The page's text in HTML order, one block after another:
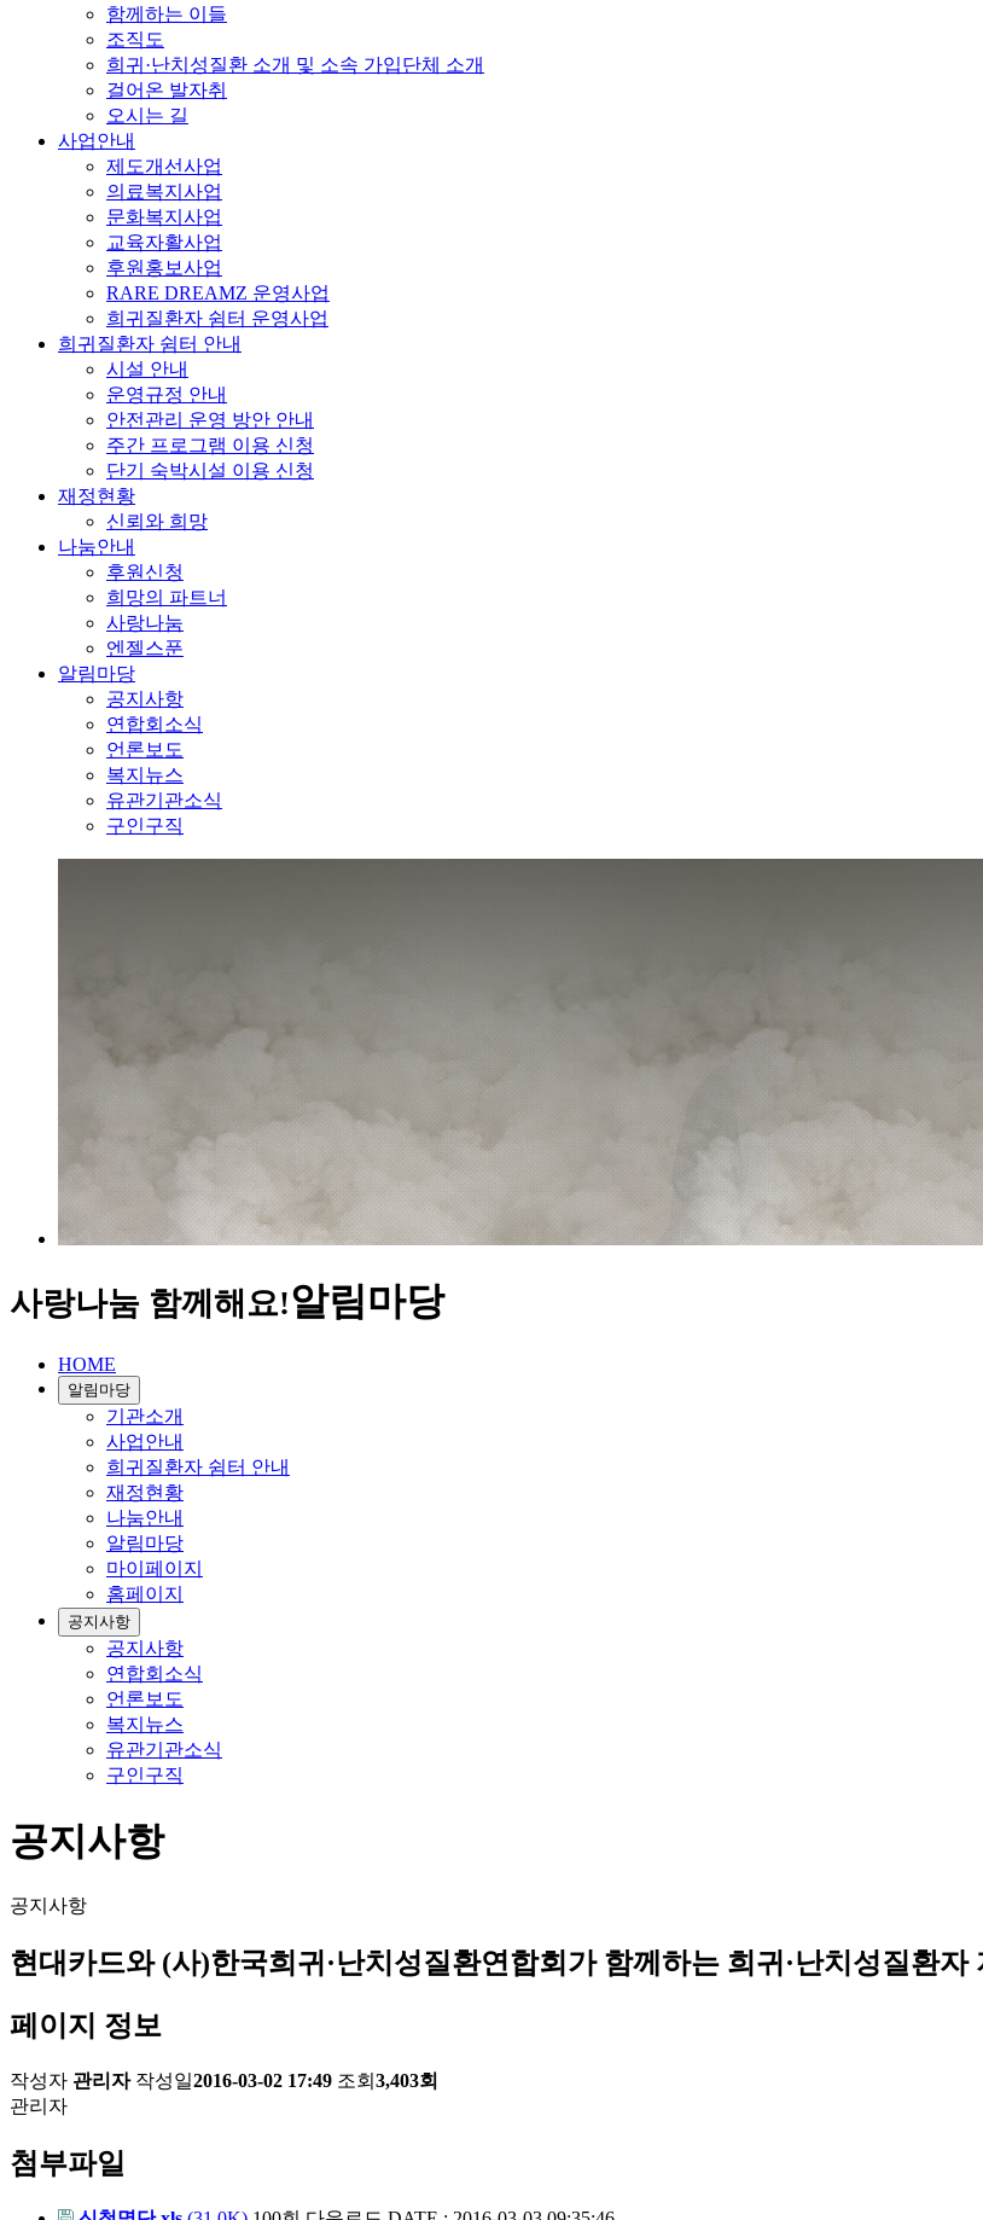
함께하는 이들
조직도
희귀·난치성질환 소개 및 소속 가입단체 소개
걸어온 발자취
오시는 길
사업안내
제도개선사업
의료복지사업
문화복지사업
교육자활사업
후원홍보사업
RARE DREAMZ 운영사업
희귀질환자 쉼터 운영사업
희귀질환자 쉼터 안내
시설 안내
운영규정 안내
안전관리 운영 방안 안내
주간 프로그램 이용 신청
단기 숙박시설 이용 신청
재정현황
신뢰와 희망
나눔안내
후원신청
희망의 파트너
사랑나눔
엔젤스푼
알림마당
공지사항
연합회소식
언론보도
복지뉴스
유관기관소식
구인구직
사랑나눔 함께해요!알림마당
HOME
알림마당
기관소개
사업안내
희귀질환자 쉼터 안내
재정현황
나눔안내
알림마당
마이페이지
홈페이지
공지사항
공지사항
연합회소식
언론보도
복지뉴스
유관기관소식
구인구직
공지사항
공지사항
현대카드와 (사)한국희귀·난치성질환연합회가 함께하는 희귀·난치성질환
페이지 정보
작성자 관리자 작성일2016-03-02 17:49 조회 3,403회
관리자
첨부파일